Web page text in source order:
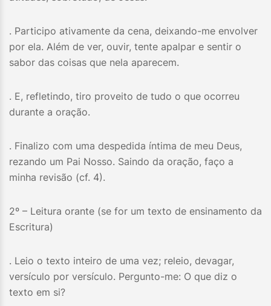
. Participo ativamente da cena, deixando-me envolver
por ela. Além de ver, ouvir, tente apalpar e sentir o
sabor das coisas que nela aparecem.
. E, refletindo, tiro proveito de tudo o que ocorreu
durante a oração.
. Finalizo com uma despedida íntima de meu Deus,
rezando um Pai Nosso. Saindo da oração, faço a
minha revisão (cf. 4).
2º – Leitura orante (se for um texto de ensinamento da
Escritura)
. Leio o texto inteiro de uma vez; releio, devagar,
versículo por versículo. Pergunto-me: O que diz o
texto em si?